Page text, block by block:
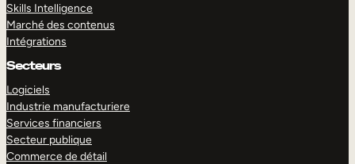
Skills Intelligence
Marché des contenus
Intégrations
Secteurs
Logiciels
Industrie manufacturiere
Services financiers
Secteur publique
Commerce de détail